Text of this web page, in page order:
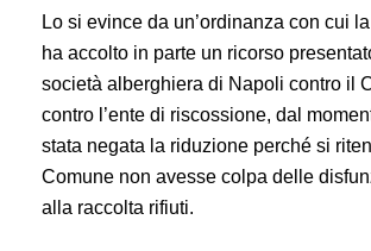
Lo si evince da un’ordinanza con cui
ha accolto in parte un ricorso
società alberghiera di Napoli contro il
contro l’ente di riscossione, dal
stata negata la riduzione perché si
Comune non avesse colpa delle
alla raccolta rifiuti.